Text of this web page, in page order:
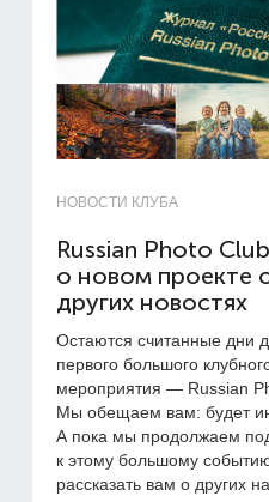
НОВОСТИ КЛУБА
Russian Photo
о новом проекте
других новостях
Остаются считанные дни
первого большого
мероприятия — Russian
Мы обещаем вам: будет
А пока мы продолжаем
к этому большому
рассказать вам о других